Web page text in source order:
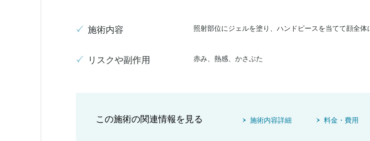
施術内容 照射部位にジェルを塗り、ハンドピースを当てて顔全体
リスクや副作用 赤み、熱感、かさぶた
この施術の関連情報を見る 施術内容詳細 料金・費用